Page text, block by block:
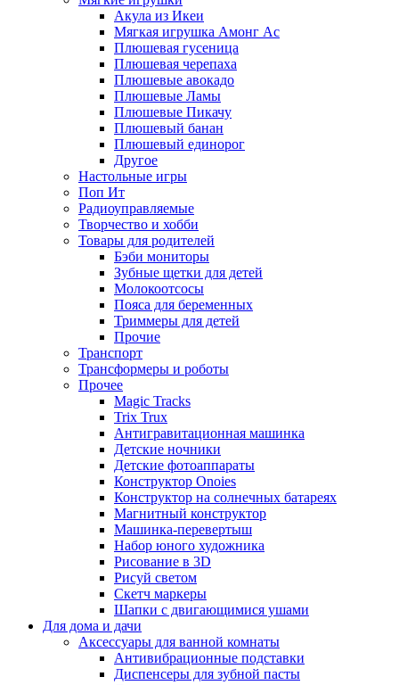
Акула из Икеи
Мягкая игрушка Амонг Ас
Плюшевая гусеница
Плюшевая черепаха
Плюшевые авокадо
Плюшевые Ламы
Плюшевые Пикачу
Плюшевый банан
Плюшевый единорог
Другое
Настольные игры
Поп Ит
Радиоуправляемые
Творчество и хобби
Товары для родителей
Бэби мониторы
Зубные щетки для детей
Молокоотсосы
Пояса для беременных
Триммеры для детей
Прочие
Транспорт
Трансформеры и роботы
Прочее
Magic Tracks
Trix Trux
Антигравитационная машинка
Детские ночники
Детские фотоаппараты
Конструктор Onoies
Конструктор на солнечных батареях
Магнитный конструктор
Машинка-перевертыш
Набор юного художника
Рисование в 3D
Рисуй светом
Скетч маркеры
Шапки с двигающимися ушами
Для дома и дачи
Аксессуары для ванной комнаты
Антивибрационные подставки
Диспенсеры для зубной пасты